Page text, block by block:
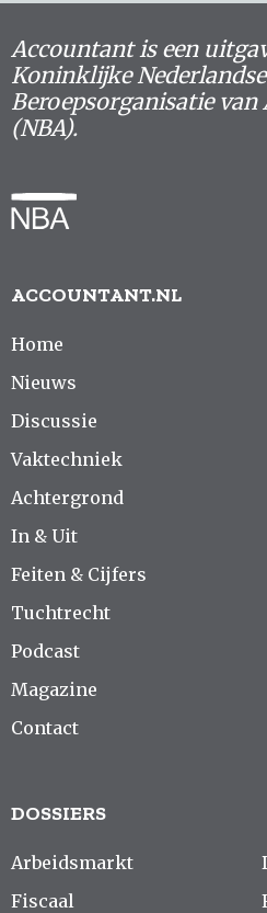
Accountant is een
Koninklijke Nederlandse
Beroepsorganisatie
(NBA).
ACCOUNTANT.NL
Home
Nieuws
Discussie
Vaktechniek
Achtergrond
In & Uit
Feiten & Cijfers
Tuchtrecht
Podcast
Magazine
Contact
DOSSIERS
Arbeidsmarkt
Fiscaal